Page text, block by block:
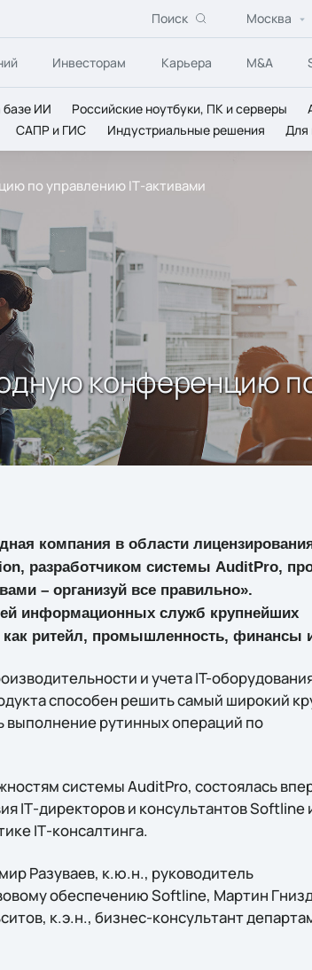
Поиск Москва
Инвесторам Карьера M&A
базе ИИ Российские ноутбуки, ПК и серверы
САПР и ГИС
Индустриальные решения Для
по управлению IТ-активами
конференцию
компания в области
разработчиком системы AuditPro,
– организуй всe правильно».
информационных служб крупнейших
как ритейл, промышленность, финансы
и учета IT-
способен решить самый широкий
выполнение рутинных операций по
системы AuditPro, состоялась
IТ-директоров и консультантов Softline
IТ-консалтинга.
Разуваев, к.ю.н., руководитель
обеспечению Softline, Мартин
к.э.н., бизнес-консультант